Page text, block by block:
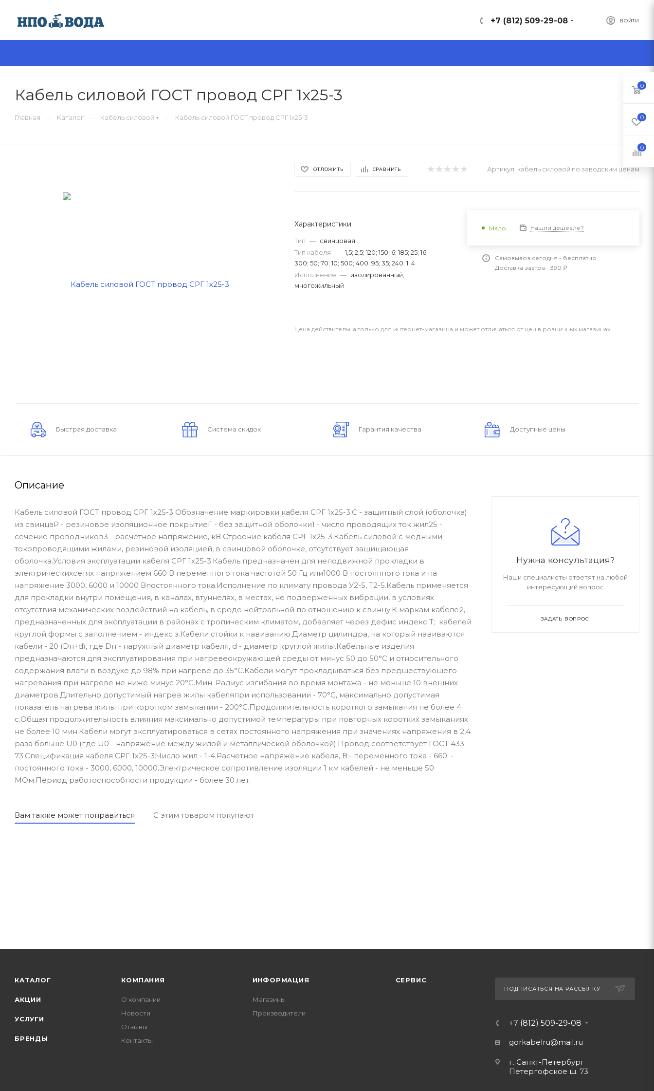
ВОЙТИ
+7 (812) 509-29-08
Кабель силовой ГОСТ провод СРГ 1х25-3
Главная — Каталог — Кабель силовой — Кабель силовой ГОСТ провод СРГ 1х25-3
ОТЛОЖИТЬ СРАВНИТЬ Артикул: кабель силовой по заводским ценам
Характеристики
Тип — свинцовая
Тип кабеля — 1,5; 2,5; 120; 150; 6; 185; 25; 16;
300; 50; 70; 10; 500; 400; 95; 35; 240; 1; 4
Исполнение — изолированный;
многожильный
Мало Нашли дешевле?
Самовывоз сегодня - бесплатно
Доставка завтра - 390 ₽
Цена действительна только для интернет-магазина и может отличаться от цен в розничных магазинах
Быстрая доставка Система скидок Гарантия качества Доступные цены
Описание
Кабель силовой ГОСТ провод СРГ 1х25-3 Обозначение маркировки кабеля СРГ 1х25-3:С - защитный слой (оболочка)
из свинцаР - резиновое изоляционное покрытиеГ - без защитной оболочки1 - число проводящих ток жил25 -
сечение проводников3 - расчетное напряжение, кВ Строение кабеля СРГ 1х25-3:Кабель силовой с медными
токопроводящими жилами, резиновой изоляцией, в свинцовой оболочке, отсутствует защищающая
оболочка.Условия эксплуатации кабеля СРГ 1х25-3:Кабель предназначен для неподвижной прокладки в
электрическихсетях напряжением 660 В переменного тока частотой 50 Гц или1000 В постоянного тока и на
напряжение 3000, 6000 и 10000 Впостоянного тока.Исполнение по климату провода У2-5, Т2-5.Кабель применяется
для прокладки внутри помещения, в каналах, втуннелях, в местах, не подверженных вибрации, в условиях
отсутствия механических воздействий на кабель, в среде нейтральной по отношению к свинцу.К маркам кабелей,
предназначенных для эксплуатации в районах с тропическим климатом, добавляет через дефис индекс Т; кабелей
круглой формы с заполнением - индекс з.Кабели стойки к навиванию.Диаметр цилиндра, на который навиваются
кабели - 20 (Dн+d), где Dн - наружный диаметр кабеля, d - диаметр круглой жилы.Кабельные изделия
предназначаются для эксплуатирования при нагревеокружающей среды от минус 50 до 50°С и относительного
содержания влаги в воздухе до 98% при нагреве до 35°С.Кабели могут прокладываться без предшествующего
нагревания при нагреве не ниже минус 20°С.Мин. Радиус изгибания во время монтажа - не меньше 10 внешних
диаметров.Длительно допустимый нагрев жилы кабеляпри использовании - 70°С, максимально допустимая
показатель нагрева жилы при коротком замыкании - 200°С.Продолжительность короткого замыкания не более 4
с.Общая продолжительность влияния максимально допустимой температуры при повторных коротких замыканиях
не более 10 мин.Кабели могут эксплуатироваться в сетях постоянного напряжения при значениях напряжения в 2,4
раза больше U0 (где U0 - напряжение между жилой и металлической оболочкой).Провод соответствует ГОСТ 433-
73.Спецификация кабеля СРГ 1х25-3:Число жил - 1-4.Расчетное напряжение кабеля, В:- переменного тока - 660; -
постоянного тока - 3000, 6000, 10000.Электрическое сопротивление изоляции 1 км кабелей - не меньше 50
МОм.Период работоспособности продукции - более 30 лет.
Вам также может понравиться С этим товаром покупают
Нужна консультация?
Наши специалисты ответят на любой
интересующий вопрос
ЗАДАТЬ ВОПРОС
КАТАЛОГ
АКЦИИ
УСЛУГИ
БРЕНДЫ
КОМПАНИЯ
О компании
Новости
Отзывы
Контакты
ИНФОРМАЦИЯ
Магазины
Производители
СЕРВИС
ПОДПИСАТЬСЯ НА РАССЫЛКУ
+7 (812) 509-29-08
gorkabelru@mail.ru
г. Санкт-Петербург
Петергофское ш. 73
0
0
0